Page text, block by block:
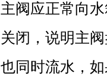
主阀应正常向
关闭，说明主
也同时流水，